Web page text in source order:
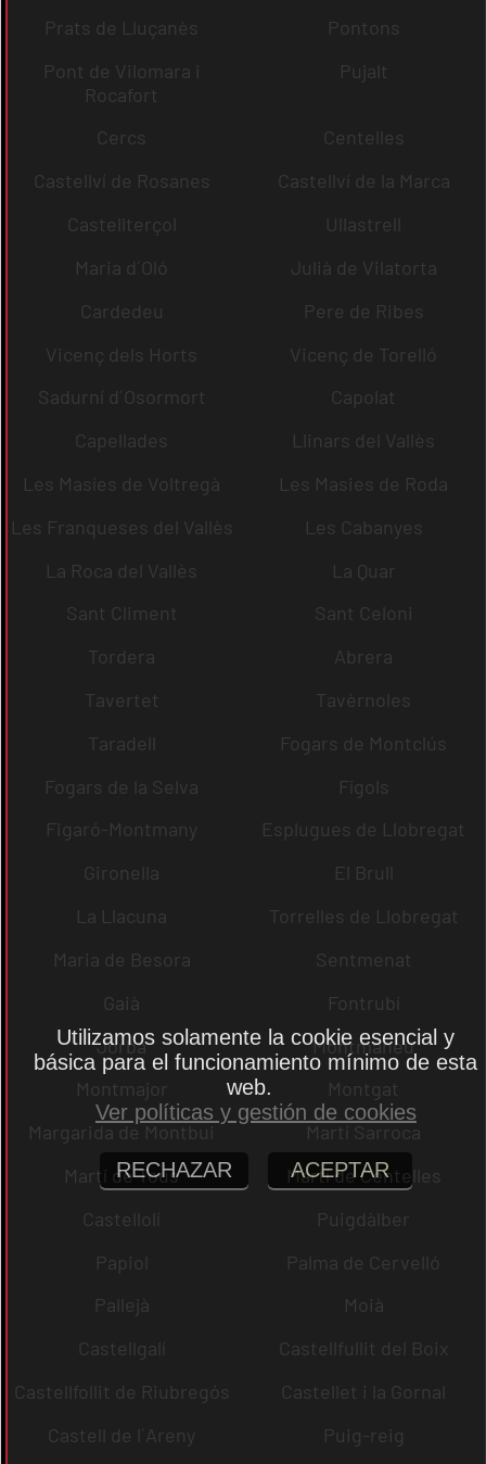
Prats de Lluçanès
Pontons
Pont de Vilomara i
Rocafort
Pujalt
Cercs
Centelles
Castellví de Rosanes
Castellví de la Marca
Castellterçol
Ullastrell
Maria d´Oló
Julià de Vilatorta
Cardedeu
Pere de Ribes
Vicenç dels Horts
Vicenç de Torelló
Sadurní d´Osormort
Capolat
Capellades
Llinars del Vallès
Les Masíes de Voltregà
Les Masies de Roda
Les Franqueses del Vallès
Les Cabanyes
La Roca del Vallès
La Quar
Sant Climent
Sant Celoni
Tordera
Abrera
Tavertet
Tavèrnoles
Taradell
Fogars de Montclús
Fogars de la Selva
Fígols
Figaró-Montmany
Esplugues de Llobregat
Gironella
El Brull
La Llacuna
Torrelles de Llobregat
Maria de Besora
Sentmenat
Gaià
Fontrubí
Jorba
Montmaneu
Montmajor
Montgat
Margarida de Montbui
Martí Sarroca
Martí de Tous
Martí de Centelles
Castellolí
Puigdàlber
Papiol
Palma de Cervelló
Pallejà
Moià
Castellgalí
Castellfullit del Boix
Castellfollit de Riubregós
Castellet i la Gornal
Castell de l´Areny
Puig-reig
Utilizamos solamente la cookie esencial y
básica para el funcionamiento mínimo de esta
web.
Ver políticas y gestión de cookies
RECHAZAR ACEPTAR